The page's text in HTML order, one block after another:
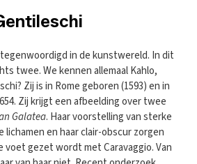
in de kunstwereld. In dit
twee. We kennen allemaal Kahlo,
Zij is in Rome geboren (1593) en in
Zij krijgt een afbeelding over twee
Galatea. Haar voorstelling van sterke
lichamen en haar clair-obscur zorgen
voet gezet wordt met Caravaggio. Van